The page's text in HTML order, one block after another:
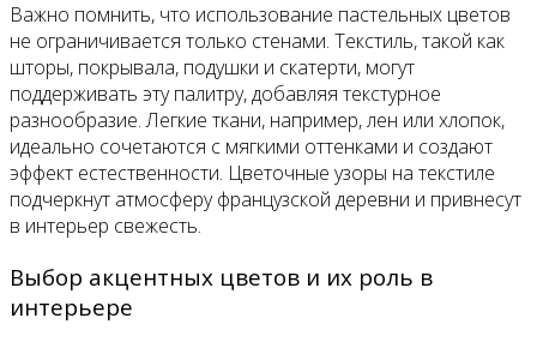
Важно помнить, что использование пастельных цветов
не ограничивается только стенами. Текстиль, такой как
шторы, покрывала, подушки и скатерти, могут
поддерживать эту палитру, добавляя текстурное
разнообразие. Легкие ткани, например, лен или хлопок,
идеально сочетаются с мягкими оттенками и создают
эффект естественности. Цветочные узоры на текстиле
подчеркнут атмосферу французской деревни и привнесут
в интерьер свежесть.
Выбор акцентных цветов и их роль в
интерьере